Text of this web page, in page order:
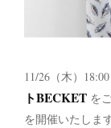
11/26（木）
トBECKET を
を開催いたします